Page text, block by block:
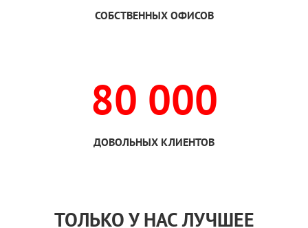
СОБСТВЕННЫХ ОФИСОВ
80 000
ДОВОЛЬНЫХ КЛИЕНТОВ
ТОЛЬКОУ НАСЛУЧШЕЕ